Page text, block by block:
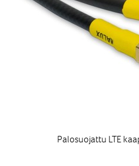
Palosuojattu LTE